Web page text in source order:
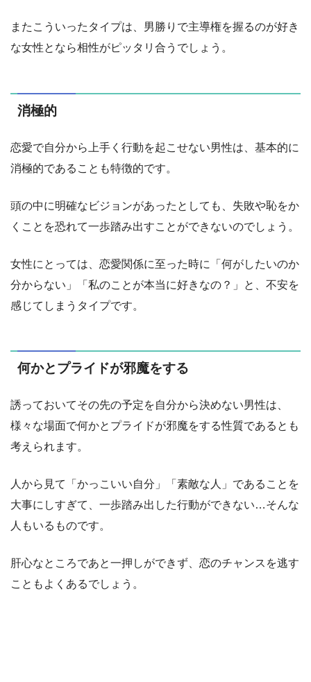
またこういったタイプは、男勝りで主導権を握るのが好き
な女性となら相性がピッタリ合うでしょう。
消極的
恋愛で自分から上手く行動を起こせない男性は、基本的に
消極的であることも特徴的です。
頭の中に明確なビジョンがあったとしても、失敗や恥をか
くことを恐れて一歩踏み出すことができないのでしょう。
女性にとっては、恋愛関係に至った時に「何がしたいのか
分からない」「私のことが本当に好きなの？」と、不安を
感じてしまうタイプです。
何かとプライドが邪魔をする
誘っておいてその先の予定を自分から決めない男性は、
様々な場面で何かとプライドが邪魔をする性質であるとも
考えられます。
人から見て「かっこいい自分」「素敵な人」であることを
大事にしすぎて、一歩踏み出した行動ができない…そんな
人もいるものです。
肝心なところであと一押しができず、恋のチャンスを逃す
こともよくあるでしょう。